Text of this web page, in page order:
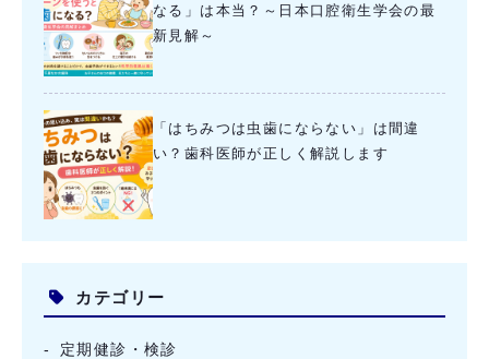
なる」は本当？～日本口腔衛生学会の最
新見解～
「はちみつは虫歯にならない」は間違
い？歯科医師が正しく解説します
カテゴリー
定期健診・検診